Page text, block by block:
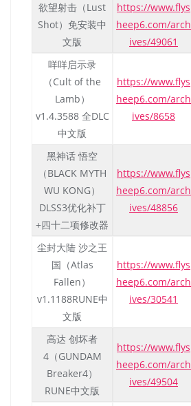
欲望射击（Lust
Shot）免安装中
文版
https://www.flys
heep6.com/arch
ives/49061
咩咩启示录
（Cult of the
Lamb）
v1.4.3588 全DLC
中文版
https://www.flys
heep6.com/arch
ives/8658
黑神话 悟空
（BLACK MYTH
WU KONG）
DLSS3优化补丁
+四十二项修改器
https://www.flys
heep6.com/arch
ives/48856
尘封大陆 沙之王
国（Atlas
Fallen）
v1.1188RUNE中
文版
https://www.flys
heep6.com/arch
ives/30541
高达 创坏者
4（GUNDAM
Breaker4）
RUNE中文版
https://www.flys
heep6.com/arch
ives/49504